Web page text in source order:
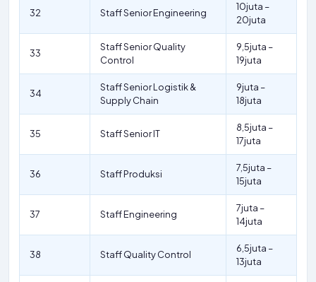
32 Staff Senior Engineering
10juta –
20juta
33
Staff Senior Quality
Control
9,5juta –
19juta
34
Staff Senior Logistik &
Supply Chain
9juta –
18juta
35 Staff Senior IT
8,5juta –
17juta
36 Staff Produksi
7,5juta –
15juta
37 Staff Engineering
7juta –
14juta
38 Staff Quality Control
6,5juta –
13juta